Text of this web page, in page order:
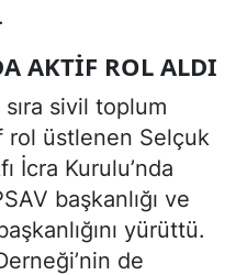
AKTIF ROL ALDI
sivil toplum
rol üstlenen Selçuk
İcra Kurulu’nda
başkanlığı ve
yürüttü.
de